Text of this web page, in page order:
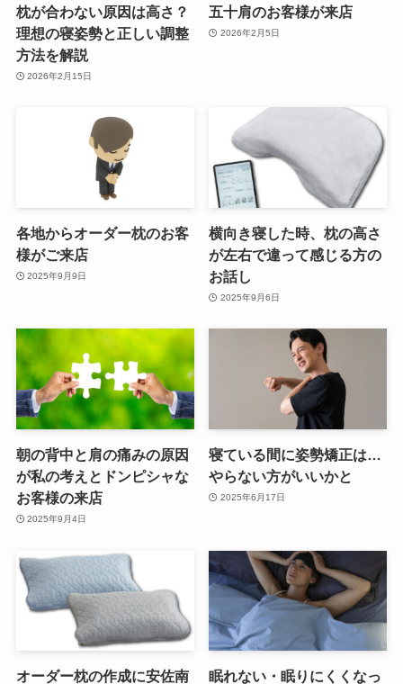
枕が合わない原因は高さ？
理想の寝姿勢と正しい調整
方法を解説
2026年2月15日
五十肩のお客様が来店
2026年2月5日
各地からオーダー枕のお客
様がご来店
2025年9月9日
横向き寝した時、枕の高さ
が左右で違って感じる方の
お話し
2025年9月6日
朝の背中と肩の痛みの原因
が私の考えとドンピシャな
お客様の来店
2025年9月4日
寝ている間に姿勢矯正は…
やらない方がいいかと
2025年6月17日
オーダー枕の作成に安佐南 眠れない・眠りにくくなっ